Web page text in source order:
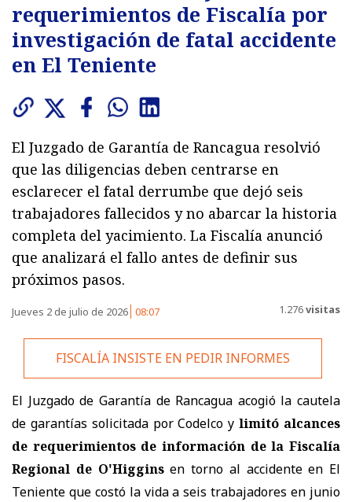
requerimientos de Fiscalía por
investigación de fatal accidente
en El Teniente
El Juzgado de Garantía de Rancagua resolvió
que las diligencias deben centrarse en
esclarecer el fatal derrumbe que dejó seis
trabajadores fallecidos y no abarcar la historia
completa del yacimiento. La Fiscalía anunció
que analizará el fallo antes de definir sus
próximos pasos.
Jueves 2 de julio de 2026 08:07 1.276visitas
FISCALÍA INSISTE EN PEDIR INFORMES
El Juzgado de Garantía de Rancagua acogió la cautela
de garantías solicitada por Codelco ylimitó alcances
de requerimientos de información de la Fiscalía
Regional de O'Higginsen torno al accidente en El
Teniente que costó la vida a seis trabajadores en junio